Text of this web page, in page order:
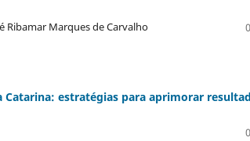
Ribamar Marques de Carvalho
estratégias para aprimorar